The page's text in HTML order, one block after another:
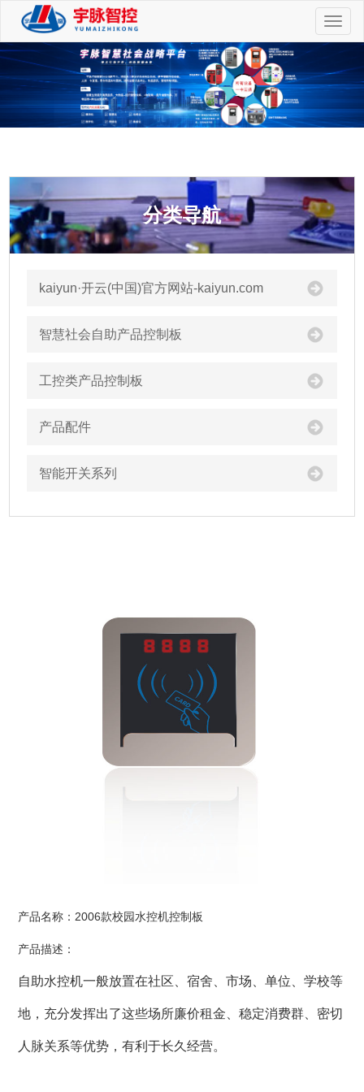
切
换
航
分类导航
kaiyun·开云(中国)官方网站-kaiyun.com
智慧社会自助产品控制板
工控类产品控制板
产品配件
智能开关系列
产品名称：2006款校园水控机控制板
产品描述：
自助水控机一般放置在社区、宿舍、市场、单位、学校等
地，充分发挥出了这些场所廉价租金、稳定消费群、密切
人脉关系等优势，有利于长久经营。